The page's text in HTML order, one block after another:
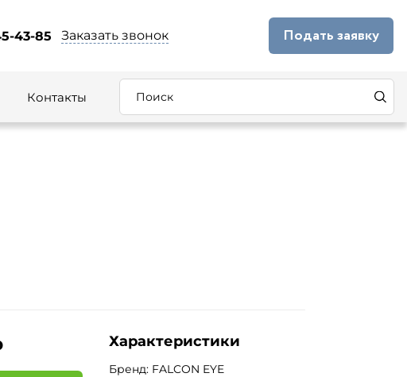
43-85 Заказать звонок Подать заявку
Контакты
Характеристики
Бренд: FALCON EYE